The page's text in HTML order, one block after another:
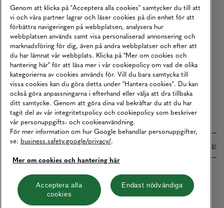
Köpvillkor
Karriär
Vårt Ansvar
Våra Tjänster
Press
Studentrabatt
B2B
Tillgänglighetsredogörelse
Betalningar online sköts i samarbete med Klarna. Läs mer här
Cookies Integritetspolicy
Hantera cookies
Genom att klicka på "Acceptera alla cookies" samtycker du till att
vi och våra partner lagrar och läser cookies på din enhet för att
förbättra navigeringen på webbplatsen, analysera hur
webbplatsen används samt visa personaliserad annonsering och
marknadsföring för dig, även på andra webbplatser och efter att
du har lämnat vår webbplats. Klicka på "Mer om cookies och
hantering här" för att läsa mer i vår cookiepolicy om vad de olika
kategorierna av cookies används för. Vill du bara samtycka till
vissa cookies kan du göra detta under "Hantera cookies". Du kan
också göra anpassningarna i efterhand eller välja att dra tillbaka
ditt samtycke. Genom att göra dina val bekräftar du att du har
tagit del av vår integritetspolicy och cookiepolicy som beskriver
vår personuppgifts- och cookieanvändning.
För mer information om hur Google behandlar personuppgifter,
se: business.safety.google/privacy/.
Mer om cookies och hantering här
Acceptera alla
cookies
Endast nödvändiga